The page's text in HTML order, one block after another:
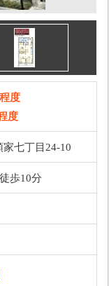
度
度
七丁目24-10
歩10分